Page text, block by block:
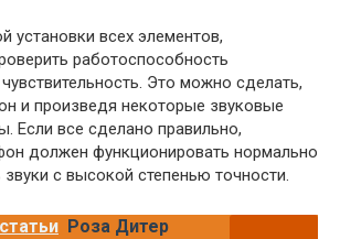
установки всех элементов,
работоспособность
Это можно сделать,
и произведя некоторые звуковые
Если все сделано правильно,
должен функционировать нормально
звуки с высокой степенью точности.
Роза Дитер